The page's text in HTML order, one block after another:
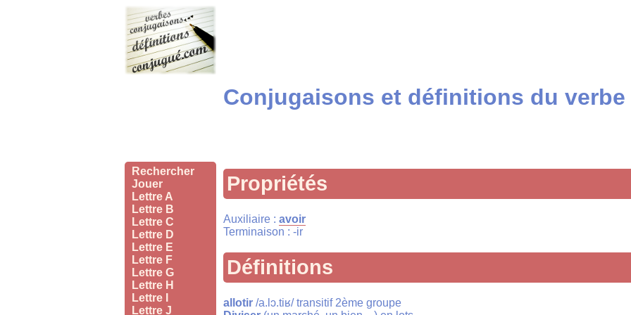
Rechercher
Jouer
Lettre A
Lettre B
Lettre C
Lettre D
Lettre E
Lettre F
Lettre G
Lettre H
Lettre I
Lettre J
Conjugaisons et définitions du
Propriétés
Auxiliaire : avoir
Terminaison : -ir
Définitions
allotir /a.lɔ.tiʁ/ transitif 2ème groupe